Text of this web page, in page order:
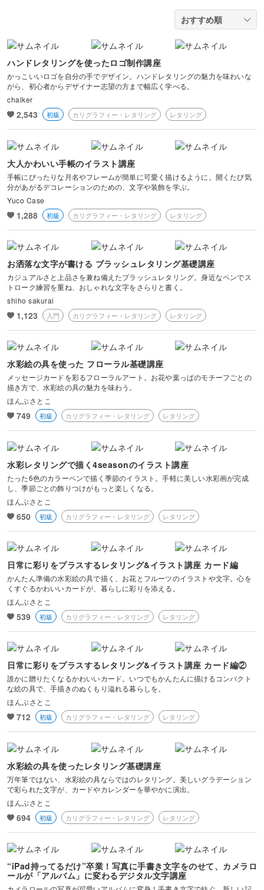
パーソナルカラー
暮らし
構図
光・ライティング
風景・スナップ
物撮り・テーブルフォト
ポートレート
ハンドレタリングを使ったロゴ制作講座
かっこいいロゴを自分の手でデザイン。ハンドレタリングの魅力を味わいな
がら、初心者からデザイナー志望の方まで幅広く学べる。
chalker
2,543 初級 カリグラフィー・レタリング レタリング
大人かわいい手帳のイラスト講座
手帳にぴったりな月名やフレームが簡単に可愛く描けるように。開くたび気
分があがるデコレーションのための、文字や装飾を学ぶ。
Yuco Case
1,288 初級 カリグラフィー・レタリング レタリング
お洒落な文字が書ける ブラッシュレタリング基礎講座
カジュアルさと上品さを兼ね備えたブラッシュレタリング。身近なペンでス
トローク練習を重ね、おしゃれな文字をさらりと書く。
shiho sakurai
1,123 入門 カリグラフィー・レタリング レタリング
水彩絵の具を使った フローラル基礎講座
メッセージカードを彩るフローラルアート。お花や葉っぱのモチーフごとの
描き方で、水彩絵の具の魅力を味わう。
ほんぶさとこ
749 初級 カリグラフィー・レタリング レタリング
水彩レタリングで描く4seasonのイラスト講座
たった6色のカラーペンで描く季節のイラスト。手軽に美しい水彩画が完成
し、季節ごとの飾りつけがもっと楽しくなる。
ほんぶさとこ
650 初級 カリグラフィー・レタリング レタリング
日常に彩りをプラスするレタリング&イラスト講座 カード編
かんたん準備の水彩絵の具で描く、お花とフルーツのイラストや文字。心を
くすぐるかわいいカードが、暮らしに彩りを添える。
ほんぶさとこ
539 初級 カリグラフィー・レタリング レタリング
日常に彩りをプラスするレタリング&イラスト講座 カード編②
誰かに贈りたくなるかわいいカード。いつでもかんたんに描けるコンパクト
な絵の具で、手描きのぬくもり溢れる暮らしを。
ほんぶさとこ
712 初級 カリグラフィー・レタリング レタリング
水彩絵の具を使ったレタリング基礎講座
万年筆ではない、水彩絵の具ならではのレタリング。美しいグラデーション
で彩られた文字が、カードやカレンダーを華やかに演出。
ほんぶさとこ
694 初級 カリグラフィー・レタリング レタリング
“iPad持ってるだけ”卒業！写真に手書き文字をのせて、カメラロ
ールが「アルバム」に変わるデジタル文字講座